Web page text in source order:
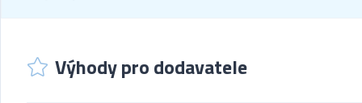
Výhody pro dodavatele